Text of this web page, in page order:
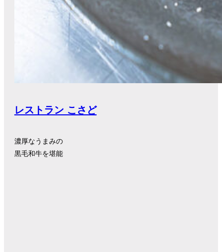
レストラン こさど
濃厚なうまみの
黒毛和牛を堪能